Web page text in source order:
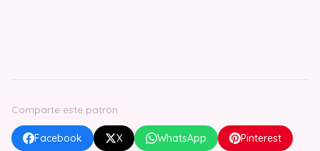
Comparte este patrón
Facebook X WhatsApp Pinterest